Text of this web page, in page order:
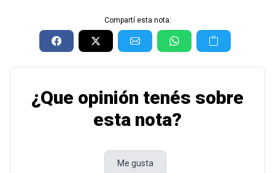
Compartí esta nota:
¿Que opinión tenés sobre
esta nota?
Me gusta